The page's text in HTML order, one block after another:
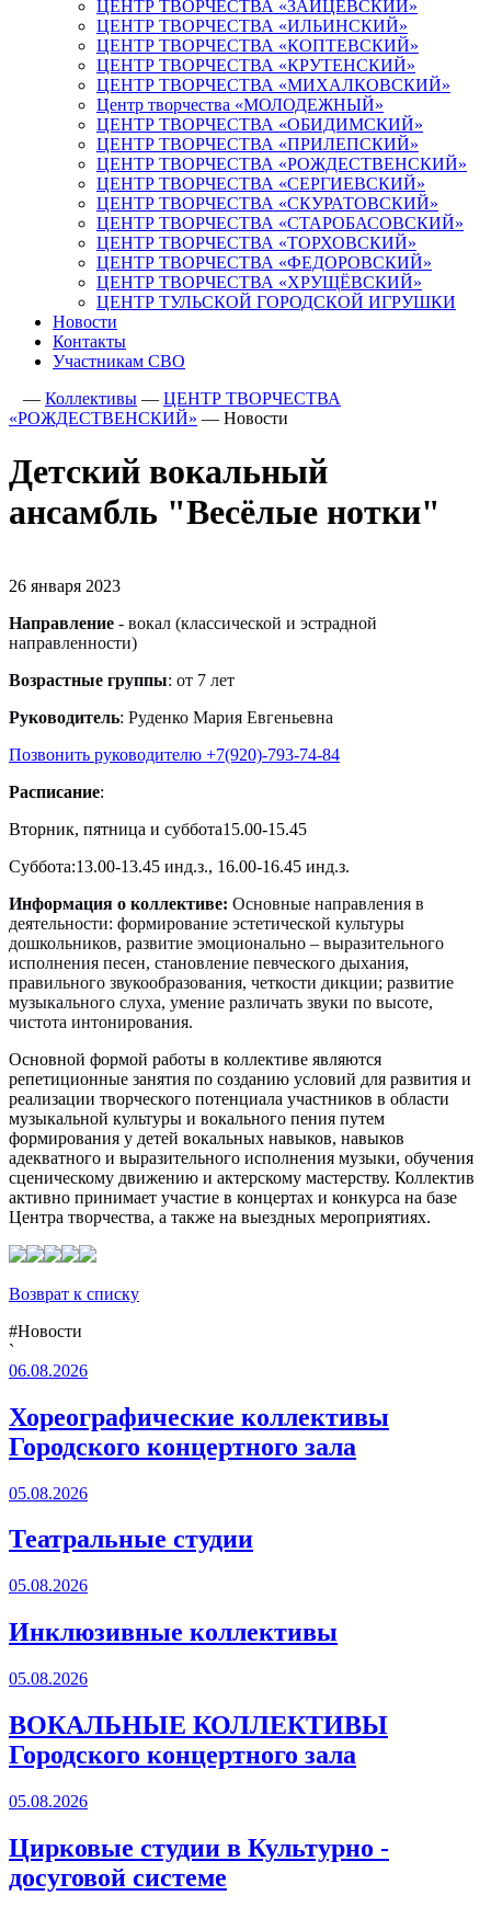
ЦЕНТР ТВОРЧЕСТВА «ЗАЙЦЕВСКИЙ»
ЦЕНТР ТВОРЧЕСТВА «ИЛЬИНСКИЙ»
ЦЕНТР ТВОРЧЕСТВА «КОПТЕВСКИЙ»
ЦЕНТР ТВОРЧЕСТВА «КРУТЕНСКИЙ»
ЦЕНТР ТВОРЧЕСТВА «МИХАЛКОВСКИЙ»
Центр творчества «МОЛОДЕЖНЫЙ»
ЦЕНТР ТВОРЧЕСТВА «ОБИДИМСКИЙ»
ЦЕНТР ТВОРЧЕСТВА «ПРИЛЕПСКИЙ»
ЦЕНТР ТВОРЧЕСТВА «РОЖДЕСТВЕНСКИЙ»
ЦЕНТР ТВОРЧЕСТВА «СЕРГИЕВСКИЙ»
ЦЕНТР ТВОРЧЕСТВА «СКУРАТОВСКИЙ»
ЦЕНТР ТВОРЧЕСТВА «СТАРОБАСОВСКИЙ»
ЦЕНТР ТВОРЧЕСТВА «ТОРХОВСКИЙ»
ЦЕНТР ТВОРЧЕСТВА «ФЕДОРОВСКИЙ»
ЦЕНТР ТВОРЧЕСТВА «ХРУЩЁВСКИЙ»
ЦЕНТР ТУЛЬСКОЙ ГОРОДСКОЙ ИГРУШКИ
Новости
Контакты
Участникам СВО
— Коллективы — ЦЕНТР ТВОРЧЕСТВА
«РОЖДЕСТВЕНСКИЙ» — Новости
Детский вокальный
ансамбль "Весёлые нотки"
26 января 2023
Направление - вокал (классической и эстрадной
направленности)
Возрастные группы: от 7 лет
Руководитель: Руденко Мария Евгеньевна
Позвонить руководителю +7(920)-793-74-84
Расписание:
Вторник, пятница и суббота15.00-15.45
Суббота:13.00-13.45 инд.з., 16.00-16.45 инд.з.
Информация о коллективе: Основные направления в
деятельности: формирование эстетической культуры
дошкольников, развитие эмоционально – выразительного
исполнения песен, становление певческого дыхания,
правильного звукообразования, четкости дикции; развитие
музыкального слуха, умение различать звуки по высоте,
чистота интонирования.
Основной формой работы в коллективе являются
репетиционные занятия по созданию условий для развития и
реализации творческого потенциала участников в области
музыкальной культуры и вокального пения путем
формирования у детей вокальных навыков, навыков
адекватного и выразительного исполнения музыки, обучения
сценическому движению и актерскому мастерству. Коллектив
активно принимает участие в концертах и конкурса на базе
Центра творчества, а также на выездных мероприятиях.
Возврат к списку
#Новости
`
06.08.2026
Хореографические коллективы
Городского концертного зала
05.08.2026
Театральные студии
05.08.2026
Инклюзивные коллективы
05.08.2026
ВОКАЛЬНЫЕ КОЛЛЕКТИВЫ
Городского концертного зала
05.08.2026
Цирковые студии в Культурно -
досуговой системе